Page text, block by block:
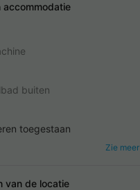
accommodatie
buiten
toegestaan
Zie meer
van de locatie